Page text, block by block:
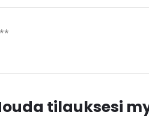
tilauksesi